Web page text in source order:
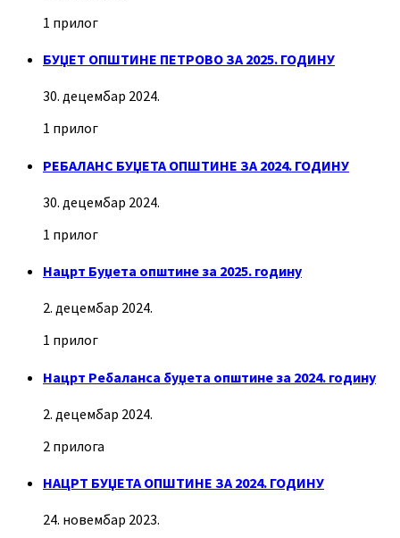
1 прилог
БУЏЕТ ОПШТИНЕ ПЕТРОВО ЗА 2025. ГОДИНУ
30. децембар 2024.
1 прилог
РЕБАЛАНС БУЏЕТА ОПШТИНЕ ЗА 2024. ГОДИНУ
30. децембар 2024.
1 прилог
Нацрт Буџета општине за 2025. годину
2. децембар 2024.
1 прилог
Нацрт Ребаланса буџета општине за 2024. годину
2. децембар 2024.
2 прилога
НАЦРТ БУЏЕТА ОПШТИНЕ ЗА 2024. ГОДИНУ
24. новембар 2023.